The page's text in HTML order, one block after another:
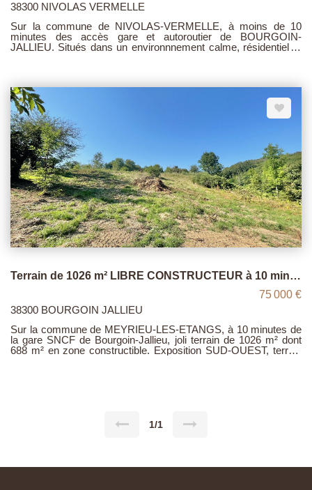
38300 NIVOLAS VERMELLE
Sur la commune de NIVOLAS-VERMELLE, à moins de 10
minutes des accès gare et autoroutier de BOURGOIN-
JALLIEU. Situés dans un environnnement calme, résidentiel et
m² au prix de 140.000 € - Lot n°2 : 565 m² au prix de 155.000 € -
Lot n°3 : 757 m² au prix de 210.000 €
Terrain de 1026 m² LIBRE CONSTRUCTEUR à 10 minutes de BOURGOIN-JALLIEU
75 000 €
38300 BOURGOIN JALLIEU
Sur la commune de MEYRIEU-LES-ETANGS, à 10 minutes de
la gare SNCF de Bourgoin-Jallieu, joli terrain de 1026 m² dont
688 m² en zone constructible. Exposition SUD-OUEST, terrain
1/1